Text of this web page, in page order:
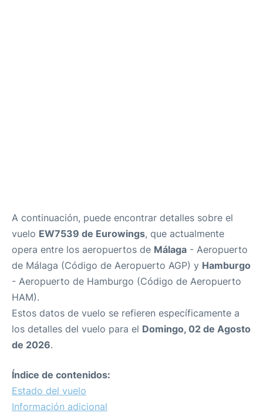
A continuación, puede encontrar detalles sobre el
vuelo EW7539 de Eurowings, que actualmente
opera entre los aeropuertos de Málaga - Aeropuerto
de Málaga (Código de Aeropuerto AGP) y Hamburgo
- Aeropuerto de Hamburgo (Código de Aeropuerto
HAM).
Estos datos de vuelo se refieren específicamente a
los detalles del vuelo para el Domingo, 02 de Agosto
de 2026.
Índice de contenidos:
Estado del vuelo
Información adicional